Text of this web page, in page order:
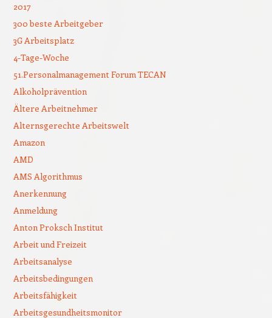
2017
300 beste Arbeitgeber
3G Arbeitsplatz
4-Tage-Woche
51.Personalmanagement Forum TECAN
Alkoholprävention
Ältere Arbeitnehmer
Alternsgerechte Arbeitswelt
Amazon
AMD
AMS Algorithmus
Anerkennung
Anmeldung
Anton Proksch Institut
Arbeit und Freizeit
Arbeitsanalyse
Arbeitsbedingungen
Arbeitsfähigkeit
Arbeitsgesundheitsmonitor